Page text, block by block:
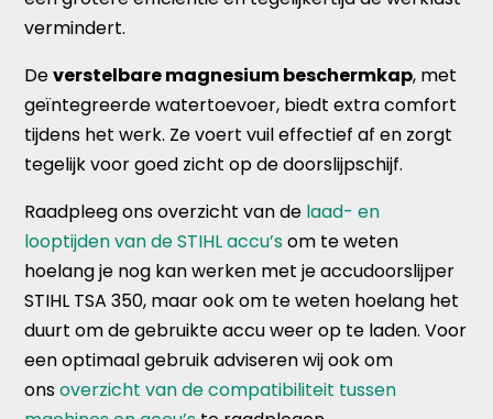
vermindert.
Deverstelbare magnesium beschermkap, met
geïntegreerde watertoevoer, biedt extra comfort
tijdens het werk. Ze voert vuil effectief af en zorgt
tegelijk voor goed zicht op de doorslijpschijf.
Raadpleeg ons overzicht van de laad- en
looptijden van de STIHL accu’som te weten
hoelang je nog kan werken met je accudoorslijper
STIHL TSA 350, maar ook om te weten hoelang het
duurt om de gebruikte accu weer op te laden. Voor
een optimaal gebruik adviseren wij ook om
onsoverzicht van de compatibiliteit tussen